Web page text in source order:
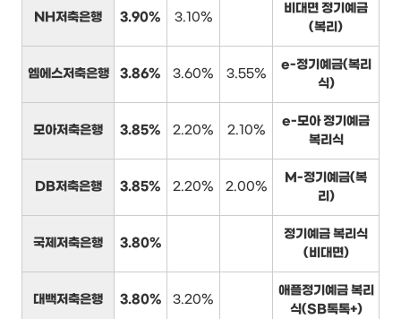
NH저축은행 3.90% 3.10%
비대면 정기예금
(복리)
엠에스저축은행 3.86% 3.60% 3.55%
e-정기예금(복리
식)
모아저축은행 3.85% 2.20% 2.10%
e-모아 정기예금
복리식
DB저축은행 3.85% 2.20% 2.00%
M-정기예금(복
리)
국제저축은행 3.80%
정기예금 복리식
(비대면)
대백저축은행 3.80% 3.20%
애플정기예금 복리
식(SB톡톡+)